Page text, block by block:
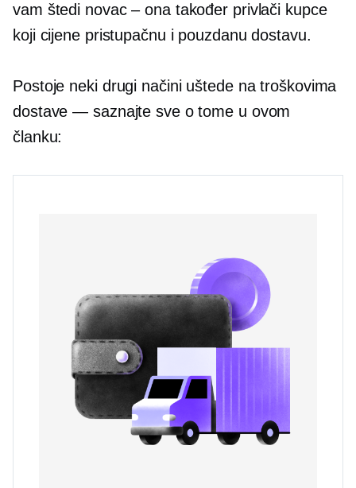
vam štedi novac – ona također privlači kupce
koji cijene pristupačnu i pouzdanu dostavu.
Postoje neki drugi načini uštede na troškovima
dostave — saznajte sve o tome u ovom
članku: